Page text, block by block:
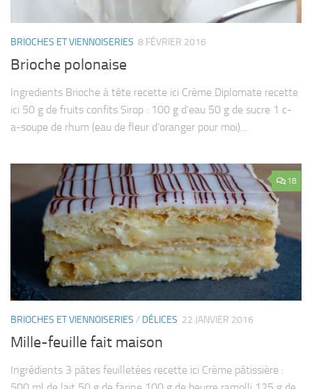
BRIOCHES ET VIENNOISERIES 8 FÉVRIER 2016
Brioche polonaise
Ingredients Brioche à tête recette ici Crème Diplomate recette
ici 50 g de fruits confits Sirop : 100 g d’eau 50 g de sucre 1 c-
a-soupe de rhum (eau de fleur d’oranger pour moi)...
18
BRIOCHES ET VIENNOISERIES / DÉLICES 22 JANVIER 2016
Mille-feuille fait maison
Ingrédients 3 pâtes feuilletées recette ici Crème pâtissière :